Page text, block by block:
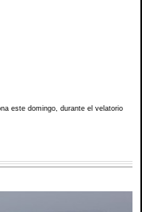
este domingo, durante el velatorio